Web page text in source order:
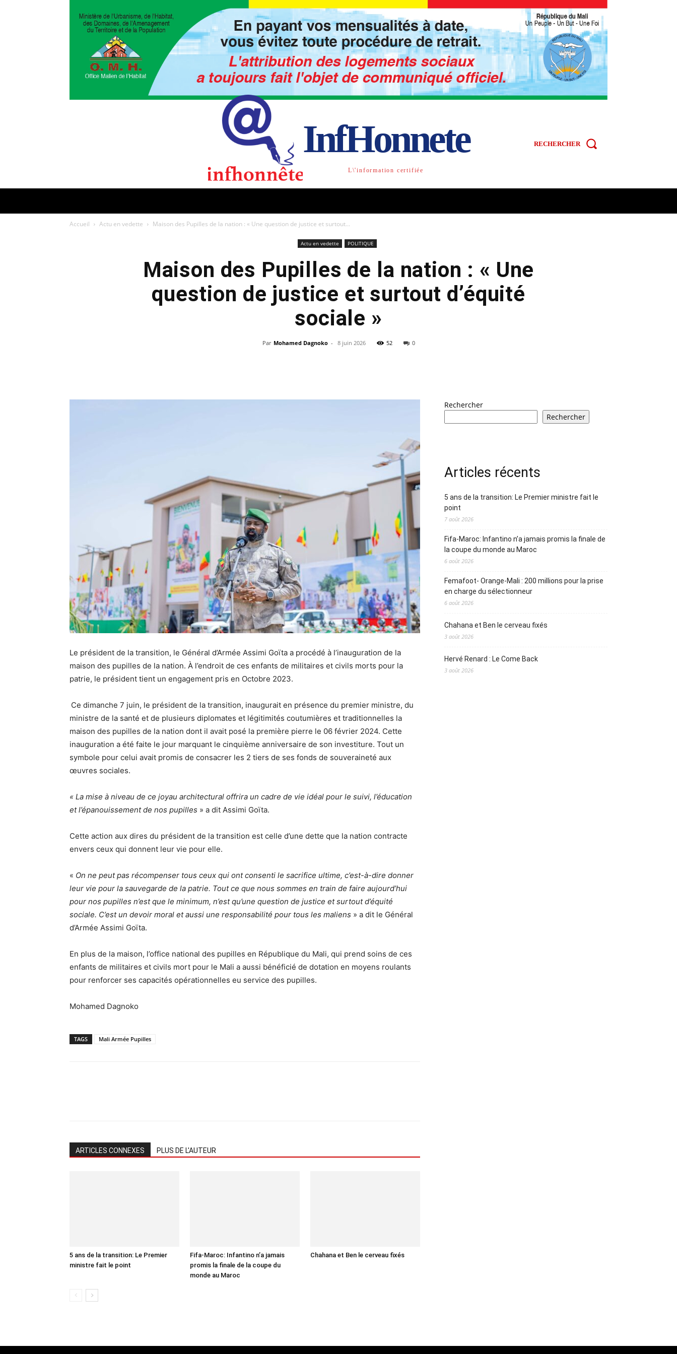
InfHonnete
L\'information certifiée
RECHERCHER
Accueil Actu en vedette Maison des Pupilles de la nation : « Une question de justice et surtout...
Actu en vedette POLITIQUE
Maison des Pupilles de la nation : « Une
question de justice et surtout d’équité
sociale »
Par Mohamed Dagnoko - 8 juin 2026 52 0
Le président de la transition, le Général d’Armée Assimi Goïta a procédé à l’inauguration de la
maison des pupilles de la nation. À l’endroit de ces enfants de militaires et civils morts pour la
patrie, le président tient un engagement pris en Octobre 2023.
Ce dimanche 7 juin, le président de la transition, inaugurait en présence du premier ministre, du
ministre de la santé et de plusieurs diplomates et légitimités coutumières et traditionnelles la
maison des pupilles de la nation dont il avait posé la première pierre le 06 février 2024. Cette
inauguration a été faite le jour marquant le cinquième anniversaire de son investiture. Tout un
symbole pour celui avait promis de consacrer les 2 tiers de ses fonds de souveraineté aux
œuvres sociales.
« La mise à niveau de ce joyau architectural offrira un cadre de vie idéal pour le suivi, l’éducation
et l’épanouissement de nos pupilles » a dit Assimi Goïta.
Cette action aux dires du président de la transition est celle d’une dette que la nation contracte
envers ceux qui donnent leur vie pour elle.
« On ne peut pas récompenser tous ceux qui ont consenti le sacrifice ultime, c’est-à-dire donner
leur vie pour la sauvegarde de la patrie. Tout ce que nous sommes en train de faire aujourd’hui
pour nos pupilles n’est que le minimum, n’est qu’une question de justice et surtout d’équité
sociale. C’est un devoir moral et aussi une responsabilité pour tous les maliens » a dit le Général
d’Armée Assimi Goïta.
En plus de la maison, l’office national des pupilles en République du Mali, qui prend soins de ces
enfants de militaires et civils mort pour le Mali a aussi bénéficié de dotation en moyens roulants
pour renforcer ses capacités opérationnelles eu service des pupilles.
Mohamed Dagnoko
TAGS Mali Armée Pupilles
ARTICLES CONNEXES PLUS DE L'AUTEUR
5 ans de la transition: Le Premier
ministre fait le point
Fifa-Maroc: Infantino n’a jamais
promis la finale de la coupe du
monde au Maroc
Chahana et Ben le cerveau fixés
Rechercher
Rechercher
Articles récents
5 ans de la transition: Le Premier ministre fait le
point
7 août 2026
Fifa-Maroc: Infantino n’a jamais promis la finale de
la coupe du monde au Maroc
6 août 2026
Femafoot- Orange-Mali : 200 millions pour la prise
en charge du sélectionneur
6 août 2026
Chahana et Ben le cerveau fixés
3 août 2026
Hervé Renard : Le Come Back
3 août 2026